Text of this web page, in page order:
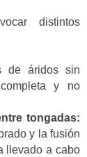
distintos
de áridos sin
y no
tongadas:
y la fusión
llevado a cabo